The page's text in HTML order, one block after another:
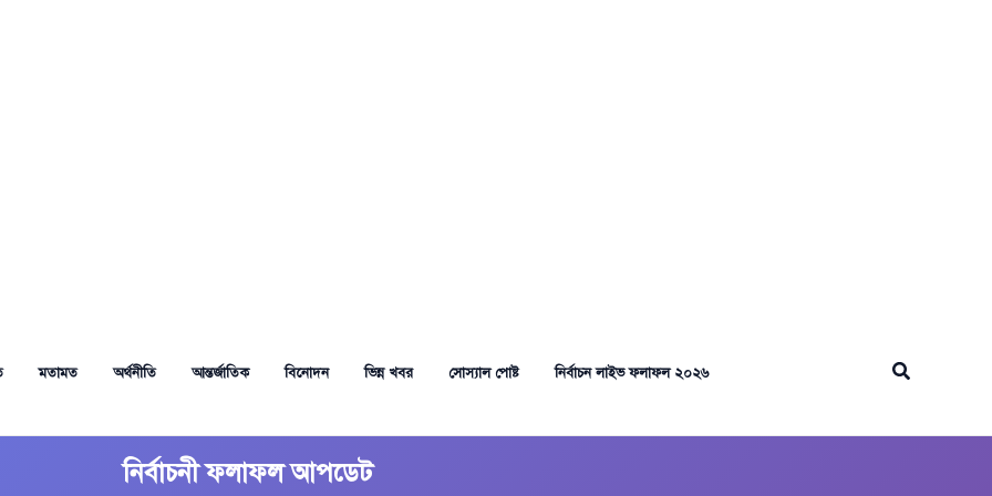
মতামত অর্থনীতি আন্তর্জাতিক বিনোদন ভিন্ন খবর সোস্যাল পোষ্ট নির্বাচন লাইভ ফলাফল ২০২৬ Search
নির্বাচনী ফলাফল আপডেট